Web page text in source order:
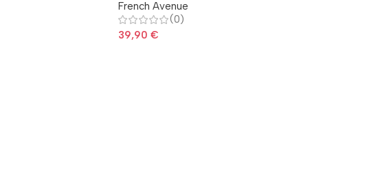
French Avenue
(0)
39,90 €